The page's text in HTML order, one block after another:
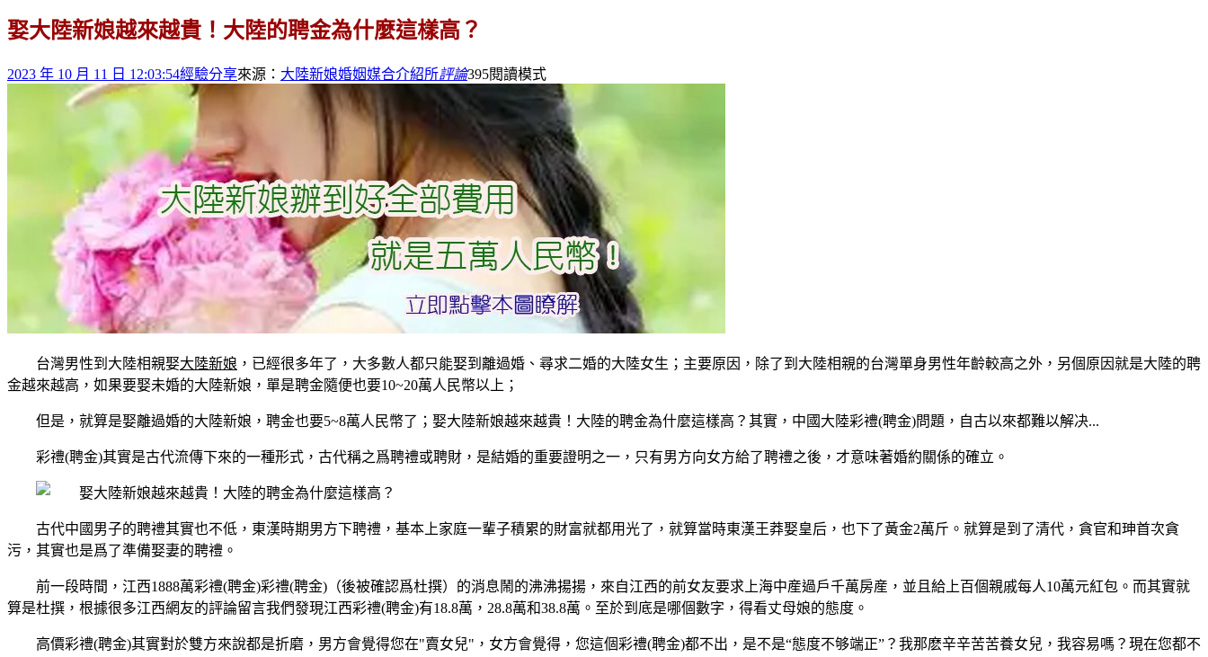
娶大陸新娘越來越貴！大陸的聘金為什麼這樣高？
2023 年 10 月 11 日 12:03:54經驗分享來源： 大陸新娘婚姻媒合介紹所評論395閱讀模式
台灣男性到大陸相親娶大陸新娘 ，已經很多年了，大多數人都只能娶到離過婚、尋求二婚的大陸女生；主要原因，除了到大陸相親的台灣單身男性年齡較高之外，另個原因就是大陸的聘
金越來越高，如果要娶未婚的大陸新娘，單是聘金隨便也要10~20萬人民幣以上；
但是，就算是娶離過婚的大陸新娘，聘金也要5~8萬人民幣了；娶大陸新娘越來越貴！大陸的聘金為什麼這樣高？其實，中國大陸彩禮(聘金)問題，自古以來都難以解决...
彩禮(聘金)其實是古代流傳下來的一種形式，古代稱之爲聘禮或聘財，是結婚的重要證明之一，只有男方向女方給了聘禮之後，才意味著婚約關係的確立。
古代中國男子的聘禮其實也不低，東漢時期男方下聘禮，基本上家庭一輩子積累的財富就都用光了，就算當時東漢王莽娶皇后，也下了黃金2萬斤。就算是到了清代，貪官和珅首次貪
污，其實也是爲了準備娶妻的聘禮。
前一段時間，江西1888萬彩禮(聘金)彩禮(聘金)（後被確認爲杜撰）的消息鬧的沸沸揚揚，來自江西的前女友要求上海中産過戶千萬房産，並且給上百個親戚每人10萬元紅包。而其實就
算是杜撰，根據很多江西網友的評論留言我們發現江西彩禮(聘金)有18.8萬，28.8萬和38.8萬。至於到底是哪個數字，得看丈母娘的態度。
高價彩禮(聘金)其實對於雙方來說都是折磨，男方會覺得您在"賣女兒"，女方會覺得，您這個彩禮(聘金)都不出，是不是“態度不够端正”？我那麽辛辛苦苦養女兒，我容易嗎？現在您都不